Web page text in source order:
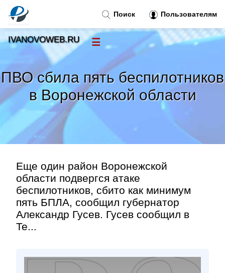
ПВО сбила пять беспилотников
в Воронежской области
Еще один район Воронежской
области подвергся атаке
беспилотников, сбито как минимум
пять БПЛА, сообщил губернатор
Александр Гусев. Гусев сообщил в
Te...
Поиск Пользователям
IVANOVOWEB.RU ☰
Новости
Тренды новостей »
Рубрики»
Правила»
Контакт»